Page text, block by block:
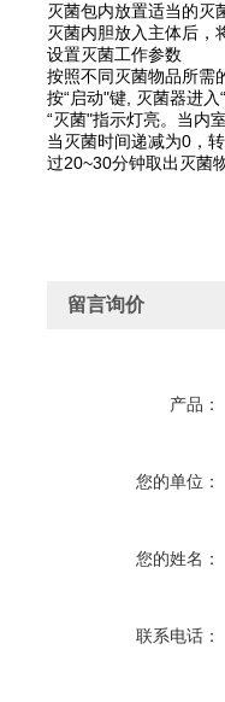
灭菌包内放置适当的灭
灭菌内胆放入主体后，
设置灭菌工作参数
按照不同灭菌物品所需
按“启动"键, 灭菌器进
“灭菌"指示灯亮。当内
当灭菌时间递减为0，
过20~30分钟取出灭菌
留言询价
产品：
您的单位：
您的姓名：
联系电话：